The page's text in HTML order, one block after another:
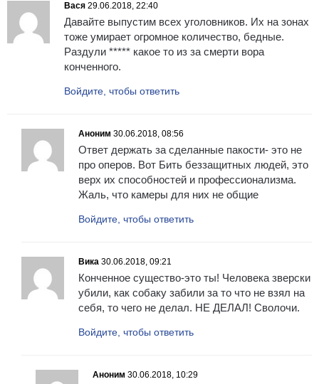
Вася 29.06.2018, 22:40
Давайте выпустим всех уголовников. Их на зонах
тоже умирает огромное количество, бедные.
Раздули ***** какое то из за смерти вора
конченного.
Войдите, чтобы ответить
Аноним 30.06.2018, 08:56
Ответ держать за сделанные пакости- это не
про оперов. Вот Бить беззащитных людей, это
верх их способностей и профессионализма.
Жаль, что камеры для них не общие
Войдите, чтобы ответить
Вика 30.06.2018, 09:21
Конченное существо-это ты! Человека зверски
убили, как собаку забили за то что не взял на
себя, то чего не делал. НЕ ДЕЛАЛ! Сволочи.
Войдите, чтобы ответить
Аноним 30.06.2018, 10:29